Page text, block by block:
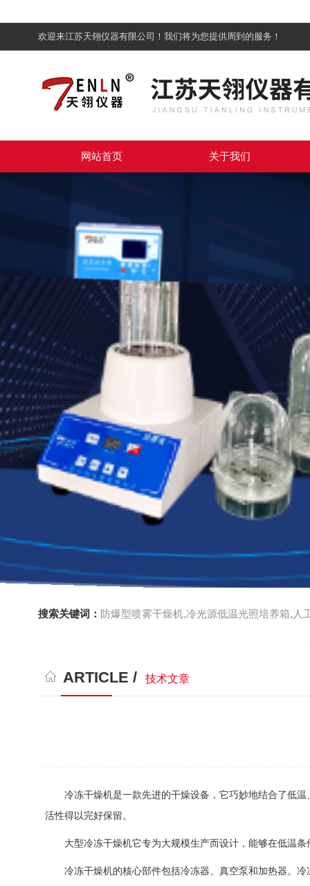
欢迎来江苏天翎仪器有限公司！我们将为您提供周到的服务！
网站首页 关于我们
搜索关键词： 防爆型喷雾干燥机,冷光源低温光照培养箱,人
ARTICLE / 技术文章
冷冻干燥机是一款先进的干燥设备，它巧妙地结合了低
活性得以完好保留。
大型冷冻干燥机它专为大规模生产而设计，能够在低温
冷冻干燥机的核心部件包括冷冻器、真空泵和加热器。